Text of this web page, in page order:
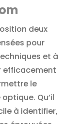
deux
pour
et à
efficacement
le
Qu’il
à identifier,